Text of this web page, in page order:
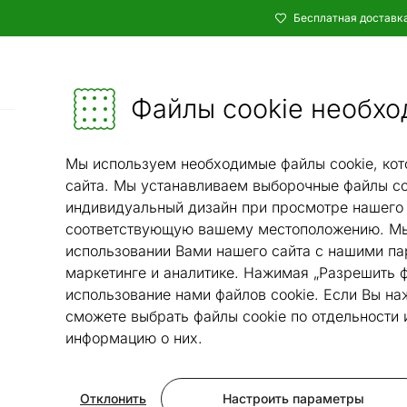
Файлы cookie
Мы используем необходимые файлы cookie,
сайта. Мы устанавливаем выборочные файлы
индивидуальный дизайн при просмотре
соответствующую вашему местоположению.
использовании Вами нашего сайта с нашими
маркетинге и аналитике. Нажимая „Разрешить
использование нами файлов cookie. Если Вы
сможете выбрать файлы cookie по отдельности
информацию о них.
Настроить параметры
Отклонить
Бесплатная
Мебель и убранство - ON24